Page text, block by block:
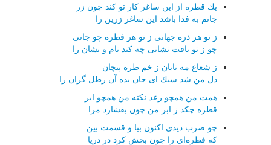
یك قطره از این ساغر كار تو كند چون زر
جانم به فدا باشد این ساغر زرین را
ز تو هر ذره جهانی ز تو هر قطره چو جانی
چو ز تو یافت نشانی چه كند نام و نشان را
ز شعاع مه تابان ز خم طره پیچان
دل من شد سبك ای جان بده آن رطل گران را
همت من همچو رعد نكته من همچو ابر
قطره چكد ز ابر من چون بفشارد مرا
چو ضرب دیدی اكنون بیا و قسمت بین
كه قطره‌ای را چون بخش كرد در دریا